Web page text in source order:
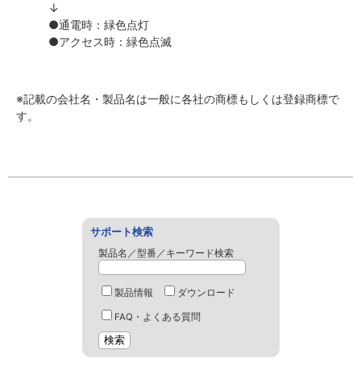
↓
●通電時：緑色点灯
●アクセス時：緑色点滅
※記載の会社名・製品名は一般に各社の商標もしくは登録商標で
す。
サポート検索
製品名／型番／キーワード検索
製品情報 ダウンロード
FAQ・よくある質問